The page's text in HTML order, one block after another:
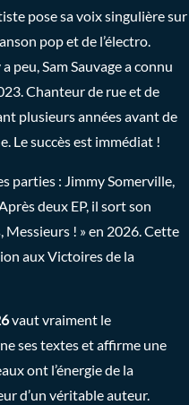
pose sa voix singulière sur
pop et de l’électro.
peu, Sam Sauvage a connu
Chanteur de rue et de
plusieurs années avant de
Le succès est immédiat !
parties : Jimmy Somerville,
deux EP, il sort son
Messieurs ! » en 2026. Cette
aux Victoires de la
vaut vraiment le
ses textes et affirme une
ont l’énergie de la
d’un véritable auteur.